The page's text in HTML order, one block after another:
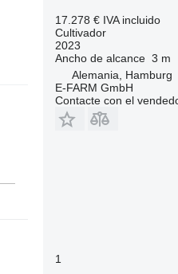
17.278 € IVA incluido
Cultivador
2023
Ancho de alcance 3 m
Alemania, Hamburg
E-FARM GmbH
Contacte con el
1